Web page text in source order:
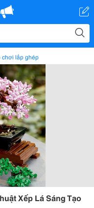
lắp ghép
Xếp Lá Sáng Tạo